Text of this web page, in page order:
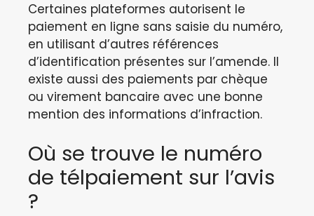
Certaines plateformes autorisent le
paiement en ligne sans saisie du numéro,
en utilisant d’autres références
d’identification présentes sur l’amende. Il
existe aussi des paiements par chèque
ou virement bancaire avec une bonne
mention des informations d’infraction.
Où se trouve le numéro
de télpaiement sur l’avis
?